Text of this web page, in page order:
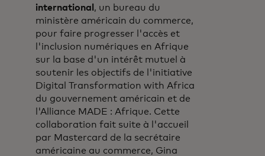
international , un bureau du
ministère américain du commerce,
pour faire progresser l'accès et
l'inclusion numériques en Afrique
sur la base d'un intérêt mutuel à
soutenir les objectifs de l'initiative
Digital Transformation with Africa
du gouvernement américain et de
l'Alliance MADE : Afrique. Cette
collaboration fait suite à l'accueil
par Mastercard de la secrétaire
américaine au commerce, Gina